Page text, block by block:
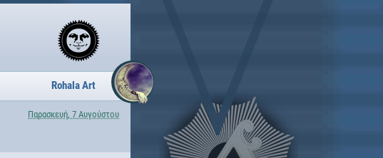
Rohala Art
Παρασκευή, 7 Αυγούστου